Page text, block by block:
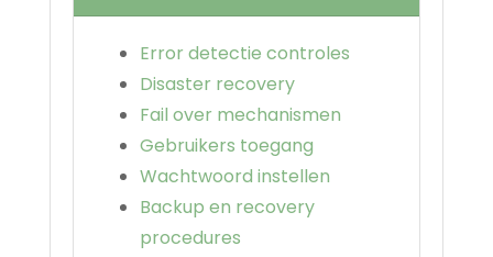
Error detectie controles
Disaster recovery
Fail over mechanismen
Gebruikers toegang
Wachtwoord instellen
Backup en recovery
procedures